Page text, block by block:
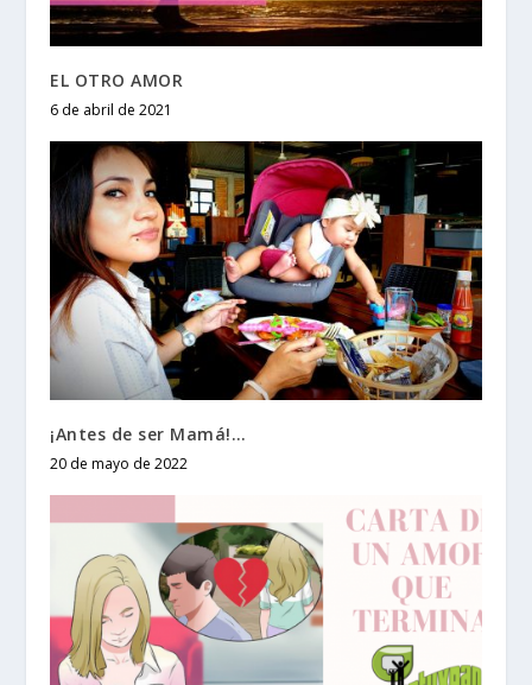
EL OTRO AMOR
6 de abril de 2021
¡Antes de ser Mamá!…
20 de mayo de 2022